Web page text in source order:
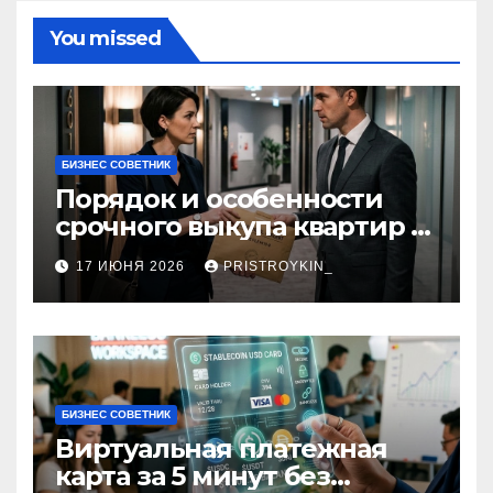
You missed
БИЗНЕС СОВЕТНИК
Порядок и особенности
срочного выкупа квартир в
срок 1–3 дня
17 ИЮНЯ 2026 PRISTROYKIN_
БИЗНЕС СОВЕТНИК
Виртуальная платежная
карта за 5 минут без